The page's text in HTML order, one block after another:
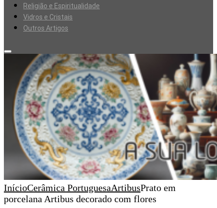
Religião e Espiritualidade
Vidros e Cristais
Outros Artigos
InícioCerâmica PortuguesaArtibusPrato em
porcelana Artibus decorado com flores